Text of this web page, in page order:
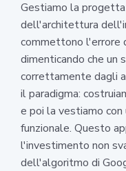
Gestiamo la
dell'architettura
commettono l'errore
dimenticando che
correttamente dagli
il paradigma:
e poi la vestiamo con
funzionale. Questo
l'investimento non
dell'algoritmo di